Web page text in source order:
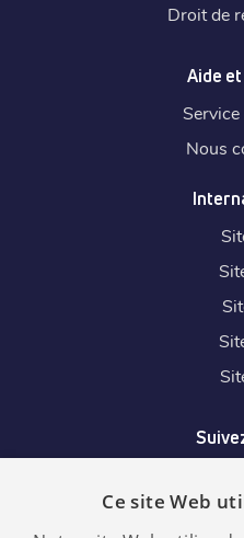
Droit de
Aide
Nous
Nous
Ce site Web